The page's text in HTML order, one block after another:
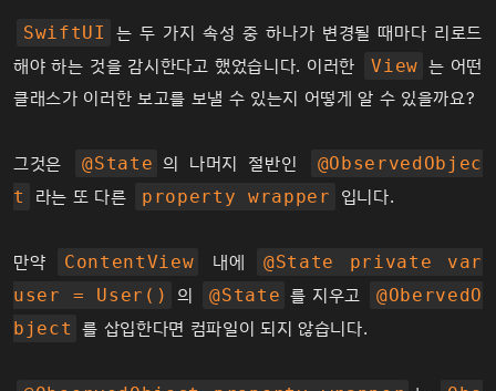
SwiftUI
는 두 가지 속성 중 하나가 변경될 때마다 리로드
해야 하는 것을 감시한다고 했었습니다. 이러한
View 는 어떤
클래스가 이러한 보고를 보낼 수 있는지 어떻게 알 수 있을까요?
그것은 @State 의 나머지 절반인
@ObservedObjec
t
라는 또 다른 property wrapper 입니다.
만약 ContentView 내에
@State private var
user = User()
의 @State 를 지우고
@ObervedO
bject 를 삽입한다면 컴파일이 되지 않습니다.